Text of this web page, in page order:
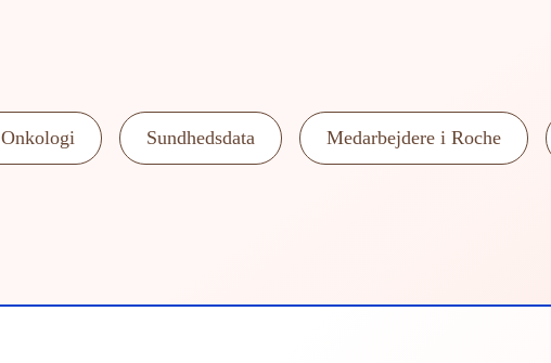
Onkologi Sundhedsdata Medarbejdere i Roche